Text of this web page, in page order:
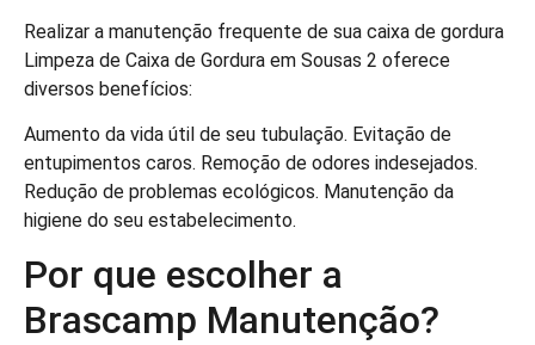
Realizar a manutenção frequente de sua caixa de gordura
Limpeza de Caixa de Gordura em Sousas 2 oferece
diversos benefícios:
Aumento da vida útil de seu tubulação. Evitação de
entupimentos caros. Remoção de odores indesejados.
Redução de problemas ecológicos. Manutenção da
higiene do seu estabelecimento.
Por que escolher a
Brascamp Manutenção?